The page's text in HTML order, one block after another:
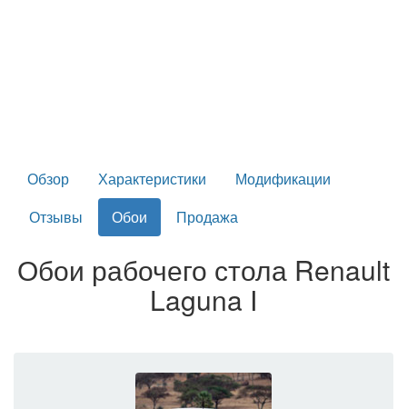
Обзор Характеристики
Модификации
Отзывы
Обои Продажа
Обои рабочего стола Renault
Laguna I